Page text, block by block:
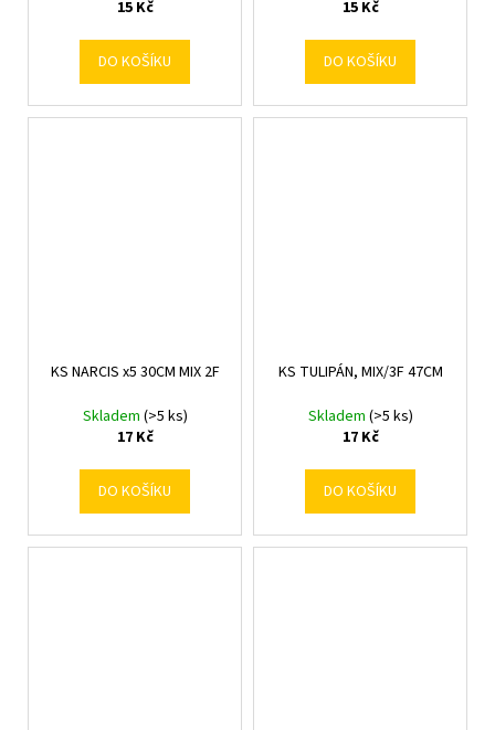
15 Kč
DO KOŠÍKU
15 Kč
DO KOŠÍKU
KS NARCIS x5 30CM MIX 2F
Skladem (>5 ks)
17 Kč
DO KOŠÍKU
KS TULIPÁN, MIX/3F 47CM
Skladem (>5 ks)
17 Kč
DO KOŠÍKU